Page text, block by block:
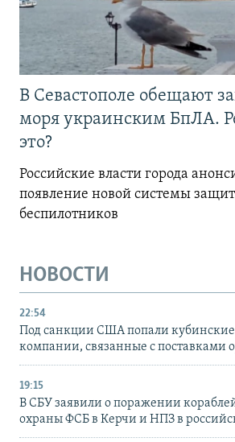
В Севастополе обещают
моря украинским БпЛА.
это?
Российские власти города
появление новой системы
беспилотников
НОВОСТИ
22:54
Под санкции США попали
компании, связанные с поставками
19:15
В СБУ заявили о поражении
охраны ФСБ в Керчи и НПЗ в